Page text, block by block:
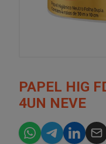
PAPEL HIG
4UN NEVE